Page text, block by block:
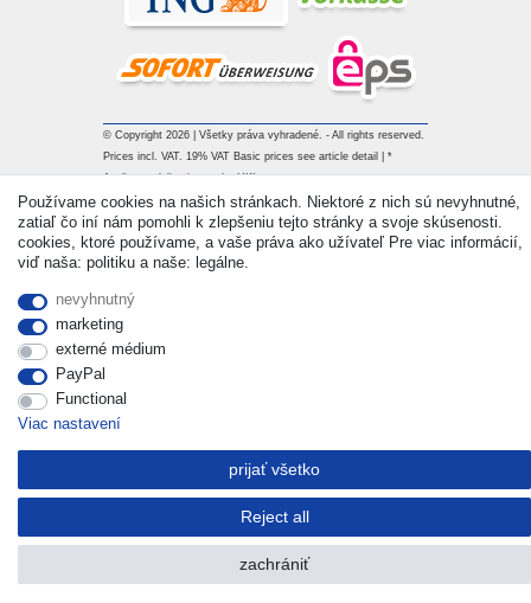
© Copyright 2026 | Všetky práva vyhradené. - All rights reserved.
Prices incl. VAT. 19% VAT Basic prices see article detail | *
Applies to deliveries to the UK!
Používame cookies na našich stránkach. Niektoré z nich sú nevyhnutné,
zatiaľ čo iní nám pomohli k zlepšeniu tejto stránky a svoje skúsenosti.
cookies, ktoré používame, a vaše práva ako užívateľ Pre viac informácií,
viď naša: politiku a naše: legálne.
nevyhnutný
marketing
externé médium
PayPal
Functional
Viac nastavení
prijať všetko
Reject all
zachrániť
Withdraw from contract here Kontakt